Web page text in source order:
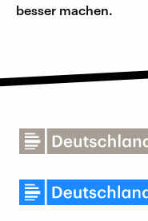
besser machen.